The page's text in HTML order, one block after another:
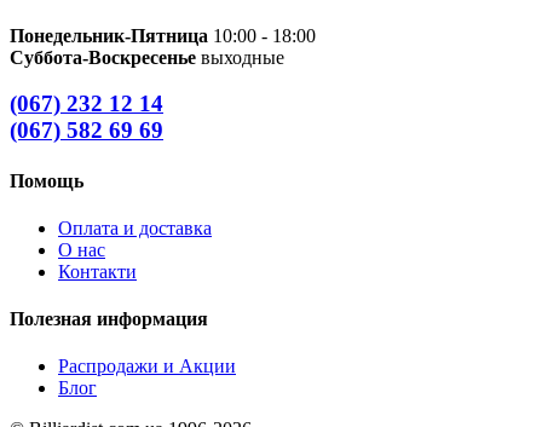
Понедельник-Пятница 10:00 - 18:00
Суббота-Воскресенье выходные
(067) 232 12 14
(067) 582 69 69
Помощь
Оплата и доставка
О нас
Контакти
Полезная информация
Распродажи и Акции
Блог